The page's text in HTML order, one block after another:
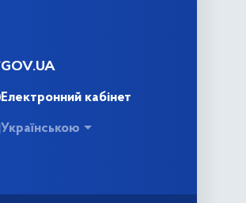
GOV.UA
Електронний кабінет
Українською